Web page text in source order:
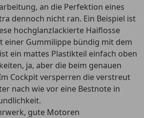
an die Perfektion eines
dennoch nicht ran. Ein Beispiel ist
hochglanzlackierte Haiflosse
einer Gummilippe bündig mit dem
ein mattes Plastikteil einfach oben
ja, aber die beim genauen
Cockpit versperren die verstreut
nach wie vor eine Bestnote in
gute Motoren